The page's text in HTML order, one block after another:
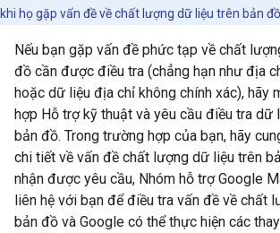
khi họ gặp vấn đề về chất lượng dữ liệu trên bản đồ.
Nếu bạn gặp vấn đề phức tạp về chất
đồ cần được điều tra (chẳng hạn như địa
hoặc dữ liệu địa chỉ không chính xác), hãy
hợp Hỗ trợ kỹ thuật và yêu cầu điều tra dữ
bản đồ. Trong trường hợp của bạn, hãy
chi tiết về vấn đề chất lượng dữ liệu trên
nhận được yêu cầu, Nhóm hỗ trợ Google
liên hệ với bạn để điều tra vấn đề về chất
bản đồ và Google có thể thực hiện các